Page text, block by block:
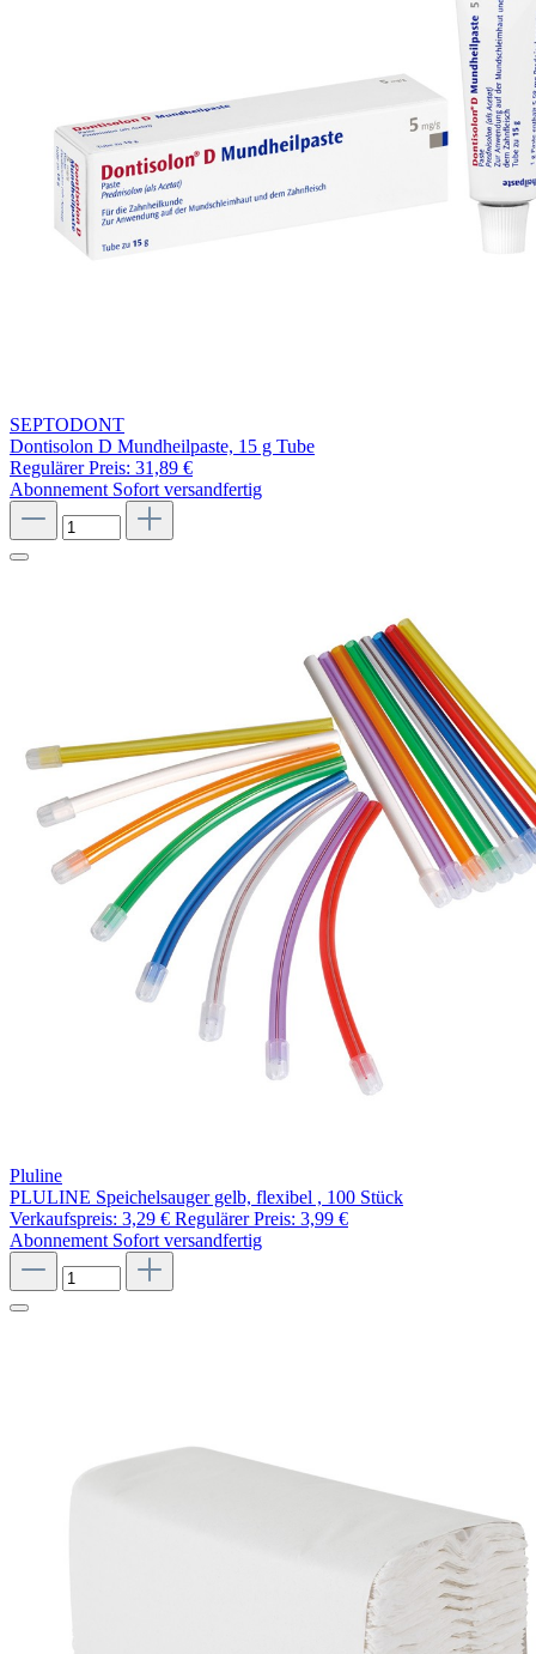
SEPTODONT
Dontisolon D Mundheilpaste, 15 g Tube
Regulärer Preis: 31,89 €
Abonnement Sofort versandfertig
Pluline
PLULINE Speichelsauger gelb, flexibel , 100 Stück
Verkaufspreis: 3,29 € Regulärer Preis: 3,99 €
Abonnement Sofort versandfertig